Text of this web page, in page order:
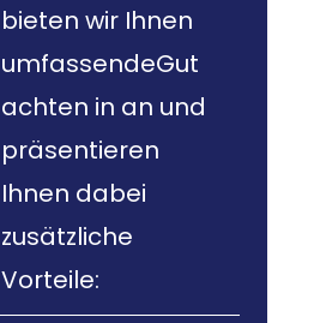
bieten wir Ihnen
umfassendeGut
achten in an und
präsentieren
Ihnen dabei
zusätzliche
Vorteile: